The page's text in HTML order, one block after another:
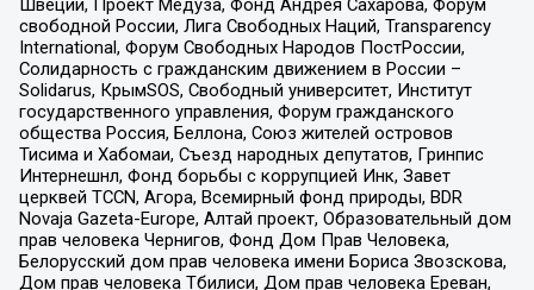
Швеции, Проект Медуза, Фонд Андрея Сахарова, Форум
свободной России, Лига Свободных Наций, Transparеncy
International, Форум Свободных Народов ПостРоссии,
Солидарность с гражданским движением в России –
Solidarus, КрымSOS, Свободный университет, Институт
государственного управления, Форум гражданского
общества Россия, Беллона, Союз жителей островов
Тисима и Хабомаи, Съезд народных депутатов, Гринпис
Интернешнл, Фонд борьбы с коррупцией Инк, Завет
церквей TCCN, Агора, Всемирный фонд природы, BDR
Novaja Gazeta-Europe, Алтай проект, Образовательный дом
прав человека Чернигов, Фонд Дом Прав Человека,
Белорусский дом прав человека имени Бориса Звозскова,
Дом прав человека Тбилиси, Дом прав человека Ереван,